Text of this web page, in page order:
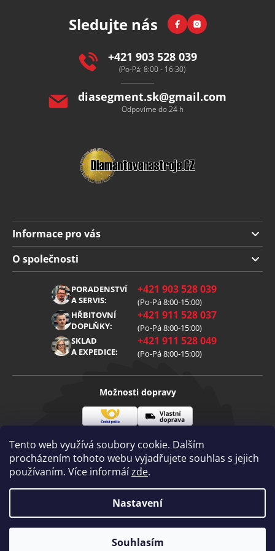
Tento web využívá soubory cookie. Dalším
procházením tohoto webu vyjadřujete souhlas s jejich
používaním. Více informáízde.
Nastavení
Souhlasím
Sledujte nás FacebookInstagram
+421 903 528 039
(Po-Pá: 8:00 - 16:30)
diasegment.sk@gmail.com
Odpovíme do 24 h
Informace pro vás
Doprava a platba
Obchodní podmínky
Reklamace
Zpracování osobních údajů
O společnosti
PORADENSTVÍ
A SERVIS:
+421 903 528 039
(Po-Pá 8:00-15:00)
HŘBITOVNÍ
DOPLŇKY:
+421 911 528 037
(Po-Pá 8:00-15:00)
SKLAD
A EXPEDICE:
+421 911 528 049
(Po-Pá 8:00-15:00)
Možnosti dopravy
pošta
doprava
Visa Mastercard
Vytvořil Shoptet | mime digital
Copyright 2026
Diamantovenastroje.cz. Všechna práva
vyhrazena.